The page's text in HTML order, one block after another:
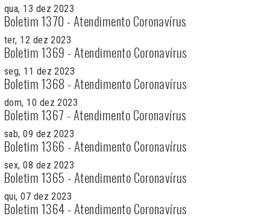
qua, 13 dez 2023
Boletim 1370 - Atendimento Coronavírus
ter, 12 dez 2023
Boletim 1369 - Atendimento Coronavírus
seg, 11 dez 2023
Boletim 1368 - Atendimento Coronavírus
dom, 10 dez 2023
Boletim 1367 - Atendimento Coronavírus
sab, 09 dez 2023
Boletim 1366 - Atendimento Coronavírus
sex, 08 dez 2023
Boletim 1365 - Atendimento Coronavírus
qui, 07 dez 2023
Boletim 1364 - Atendimento Coronavírus